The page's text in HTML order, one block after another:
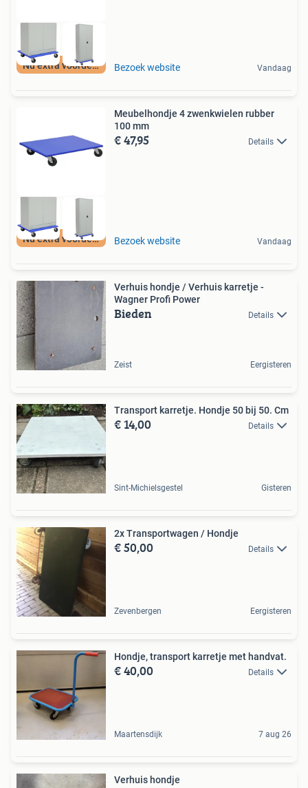
Nu extra voordeel Bezoek website Vandaag
Nu extra voordeel
Meubelhondje 4 zwenkwielen rubber
100 mm
€ 47,95 Details
Bezoek website Vandaag
Verhuis hondje / Verhuis karretje -
Wagner Profi Power
Bieden Details
Zeist Eergisteren
Transport karretje. Hondje 50 bij 50. Cm
€ 14,00 Details
Sint-Michielsgestel Gisteren
2x Transportwagen / Hondje
€ 50,00 Details
Zevenbergen Eergisteren
Hondje, transport karretje met handvat.
€ 40,00 Details
Maartensdijk 7 aug 26
Verhuis hondje